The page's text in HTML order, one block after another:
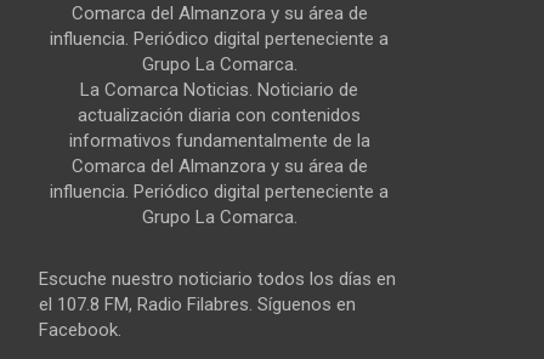
Comarca del Almanzora y su área de
influencia. Periódico digital perteneciente a
Grupo La Comarca.
La Comarca Noticias. Noticiario de
actualización diaria con contenidos
informativos fundamentalmente de la
Comarca del Almanzora y su área de
influencia. Periódico digital perteneciente a
Grupo La Comarca.
Escuche nuestro noticiario todos los días en
el 107.8 FM, Radio Filabres. Síguenos en
Facebook.